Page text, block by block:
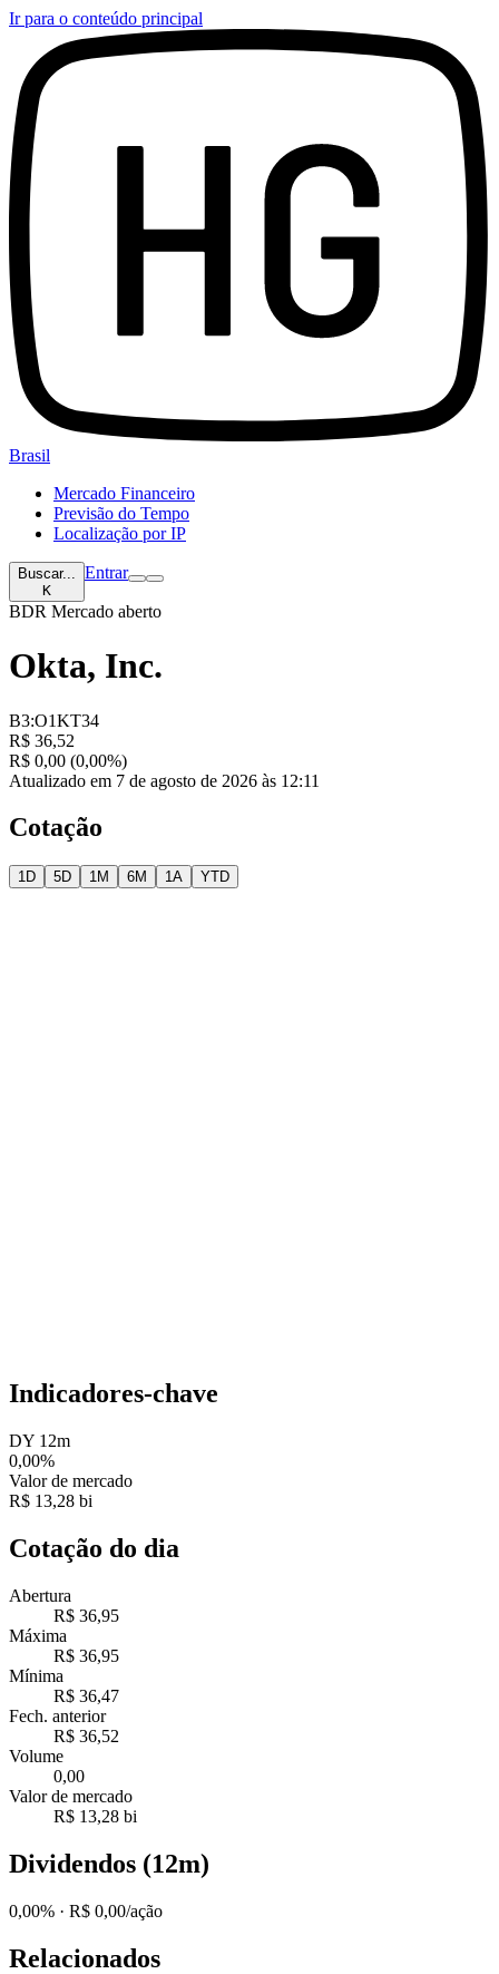
Ir para o conteúdo principal
Brasil
Mercado Financeiro
Previsão do Tempo
Localização por IP
Buscar...
K
Entrar
BDR Mercado aberto
Okta, Inc.
B3:O1KT34
R$ 36,52
R$ 0,00 (0,00%)
Atualizado em 7 de agosto de 2026 às 12:11
Cotação
1D 5D 1M 6M 1A YTD
Indicadores-chave
DY 12m
0,00%
Valor de mercado
R$ 13,28 bi
Cotação do dia
Abertura
R$ 36,95
Máxima
R$ 36,95
Mínima
R$ 36,47
Fech. anterior
R$ 36,52
Volume
0,00
Valor de mercado
R$ 13,28 bi
Dividendos (12m)
0,00% · R$ 0,00/ação
Relacionados